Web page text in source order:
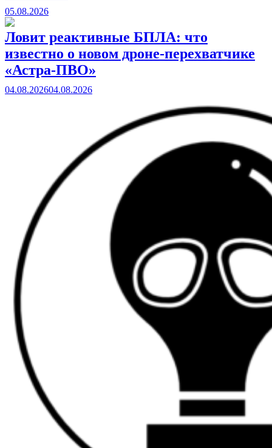
05.08.2026
Ловит реактивные БПЛА: что
известно о новом дроне-перехватчике
«Астра-ПВО»
04.08.202604.08.2026